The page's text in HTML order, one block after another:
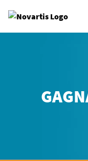
Site Logo